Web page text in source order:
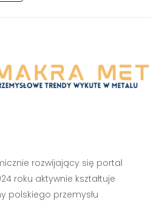
rozwijający się portal
roku aktywnie kształtuje
polskiego przemysłu